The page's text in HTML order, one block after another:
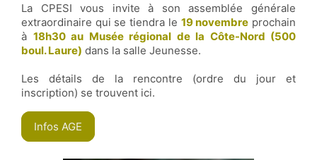
La CPESI vous invite à son assemblée générale
extraordinaire qui se tiendra le 19 novembre prochain
à 18h30 au Musée régional de la Côte-Nord (500
boul. Laure) dans la salle Jeunesse.
Les détails de la rencontre (ordre du jour et
inscription) se trouvent ici.
Infos AGE